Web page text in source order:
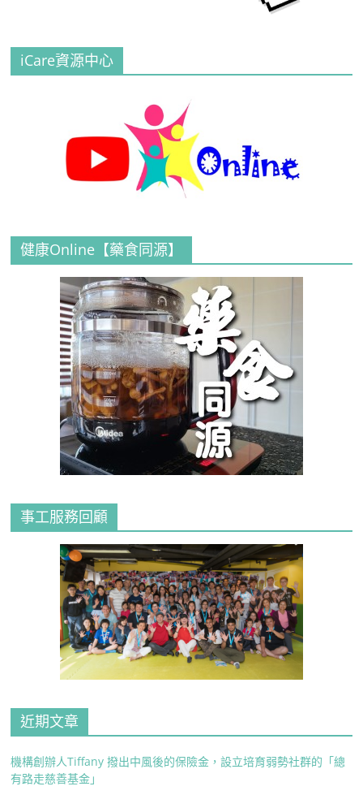
iCare資源中心
健康Online【藥食同源】
事工服務回顧
近期文章
機構創辦人Tiffany 撥出中風後的保險金，設立培育弱勢社群的「總
有路走慈善基金」